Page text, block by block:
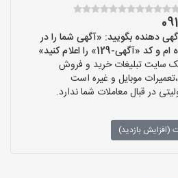
دهنده بگویید: «آگهی شما را در
129» را اعلام کنید»
سایت تبلیغات خرید و فروش
موبایل و غیره است
در قبال معاملات شما ندارد.
(افزایش بازدید)